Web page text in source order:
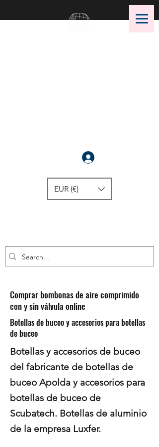
EUR (€)
Comprar bombonas de aire comprimido
con y sin válvula online
Botellas de buceo y accesorios para botellas
de buceo
Botellas y accesorios de buceo
del fabricante de botellas de
buceo Apolda y accesorios para
botellas de buceo de
Scubatech. Botellas de aluminio
de la empresa Luxfer.